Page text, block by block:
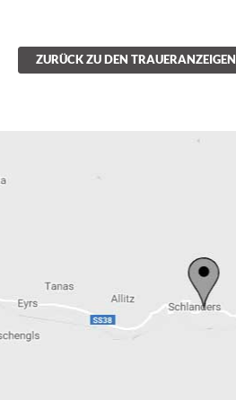
ZURÜCK ZU DEN TRAUERANZEIGEN